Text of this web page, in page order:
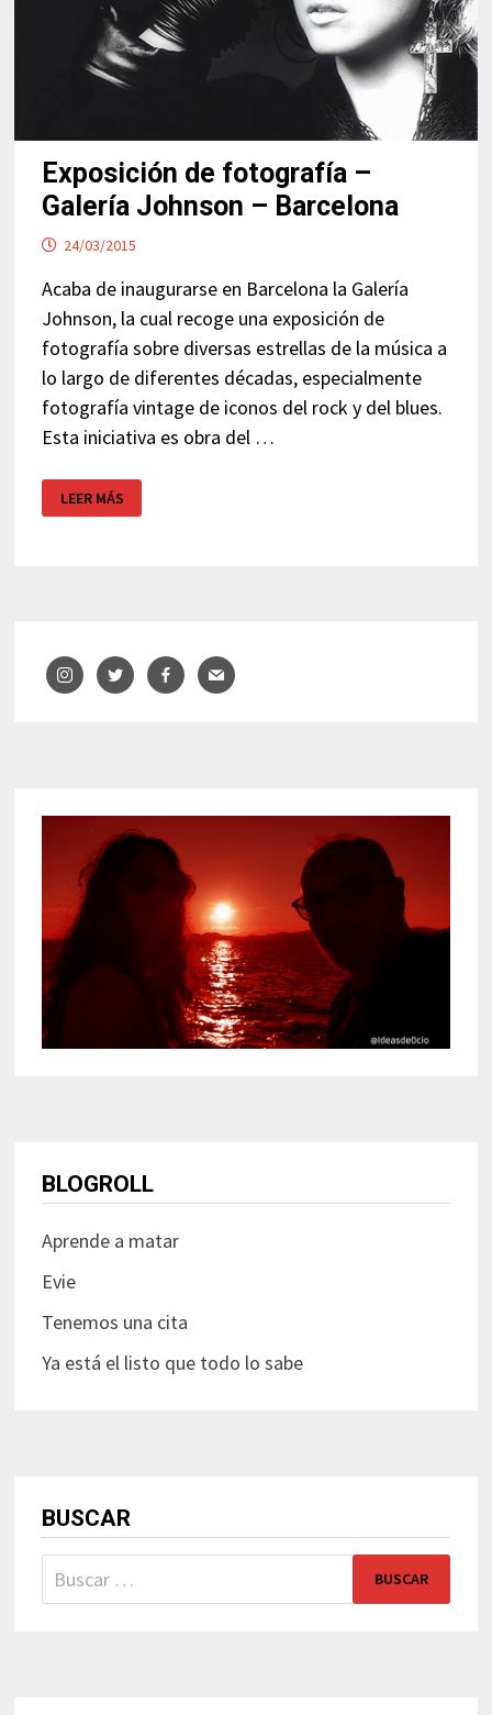
Exposición de fotografía –
Galería Johnson – Barcelona
24/03/2015
Acaba de inaugurarse en Barcelona la Galería
Johnson, la cual recoge una exposición de
fotografía sobre diversas estrellas de la música a
lo largo de diferentes décadas, especialmente
fotografía vintage de iconos del rock y del blues.
Esta iniciativa es obra del …
EXPOSICIÓN
DE
FOTOGRAFÍA
LEER MÁS
BLOGROLL
Aprende a matar
Evie
Tenemos una cita
Ya está el listo que todo lo sabe
BUSCAR
Buscar: